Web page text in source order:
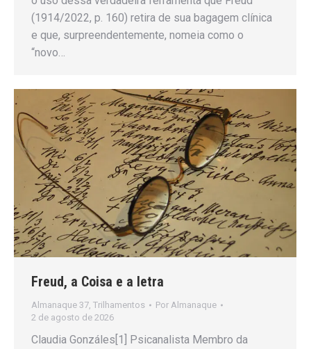
(1914/2022, p. 160) retira de sua bagagem clínica
e que, surpreendentemente, nomeia como o
“novo…
Freud, a Coisa e a letra
Almanaque 37 Trilhamentos Por Almanaque
2 de agosto de 2026
Claudia Gonzáles[1] Psicanalista Membro da